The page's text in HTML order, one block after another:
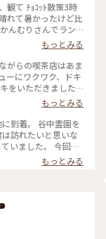
策3時
て暑かったけど比
んむりさんでラン
んでパフェを…と思
右手に☕️カヤバ珈
がら…👣ﾃｸﾃｸﾃｸﾃｸ
歩き戻る気力が
た時にお邪魔しよ
つか」が偶然にも
日にジンジャーエ
で一番パンチがあ
をチラッと過った
目的地へ〜 #カヤ
ラ旅 #今年は旗を
もっとみる
がらの喫茶店はあま
ーにワクワク、ドキ
をいただきました
こと😍 ミルクセー
でスッキリとした味
りでした✨ #たまご
#ヒーリング旅 #My
もっとみる
訪れたいと思いな
した。 今回
たため、 予約をし
しました。 本当
まごサン
もっとみる